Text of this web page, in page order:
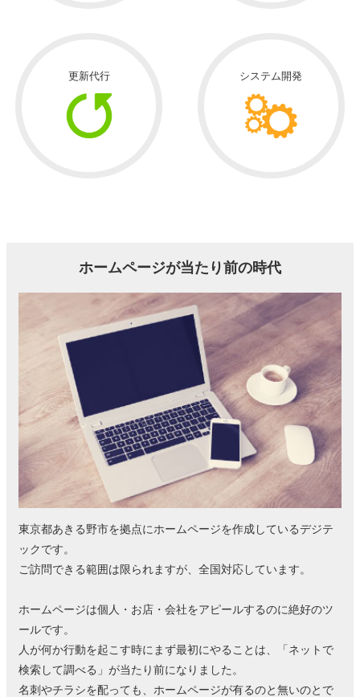
更新代行 システム開発
ホームページが当たり前の時代
東京都あきる野市を拠点にホームページを作成しているデジテ
ックです。
ご訪問できる範囲は限られますが、全国対応しています。
ホームページは個人・お店・会社をアピールするのに絶好のツ
ールです。
人が何か行動を起こす時にまず最初にやることは、「ネットで
検索して調べる」が当たり前になりました。
名刺やチラシを配っても、ホームページが有るのと無いのとで